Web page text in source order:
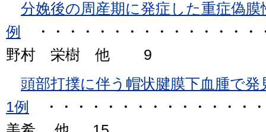
分娩後の周産期に発症した重症偽膜
例
・・・・・・・・・・・・・・
野村 栄樹 他 9
頭部打撲に伴う帽状腱膜下血腫で
1例
・・・・・・・・・・・・・・